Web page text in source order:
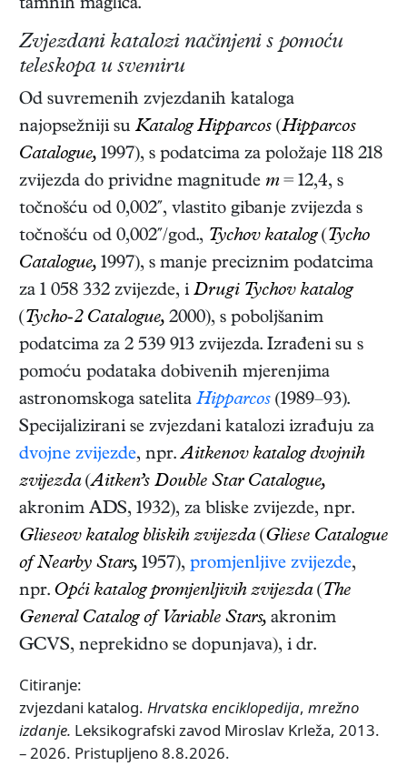
tamnih maglica.
Zvjezdani katalozi načinjeni s pomoću
teleskopa u svemiru
Od suvremenih zvjezdanih kataloga
najopsežniji su Katalog Hipparcos (Hipparcos
Catalogue, 1997), s podatcima za položaje 118 218
zvijezda do prividne magnitude m= 12,4, s
točnošću od 0,002″, vlastito gibanje zvijezda s
točnošću od 0,002″/god., Tychov katalog(Tycho
Catalogue, 1997), s manje preciznim podatcima
za 1 058 332 zvijezde, i Drugi Tychov katalog
(Tycho-2 Catalogue, 2000), s poboljšanim
podatcima za 2 539 913 zvijezda. Izrađeni su s
pomoću podataka dobivenih mjerenjima
astronomskoga satelita Hipparcos (1989–93).
Specijalizirani se zvjezdani katalozi izrađuju za
dvojne zvijezde, npr.Aitkenov katalog dvojnih
zvijezda(Aitken’s Double Star Catalogue,
akronim ADS, 1932), za bliske zvijezde, npr.
Glieseov katalog bliskih zvijezda(Gliese Catalogue
of Nearby Stars, 1957), promjenljive zvijezde,
npr. Opći katalog promjenljivih zvijezda(The
General Catalog of Variable Stars, akronim
GCVS, neprekidno se dopunjava), i dr.
Citiranje:
zvjezdani katalog. Hrvatska enciklopedija, mrežno
izdanje. Leksikografski zavod Miroslav Krleža, 2013.
– 2026. Pristupljeno 8.8.2026.